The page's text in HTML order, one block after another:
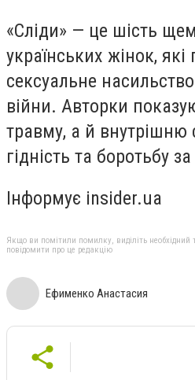
«Сліди» — це шість
українських жінок,
сексуальне
війни. Авторки
травму, а й внутрішню
гідність та боротьбу
Інформує insider.ua
Якщо ви помітили помилку, виділіть необхідний
повідомити про це редакцію
Ефименко Анастасия